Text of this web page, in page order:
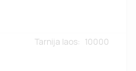
Tarnija laos: 10000